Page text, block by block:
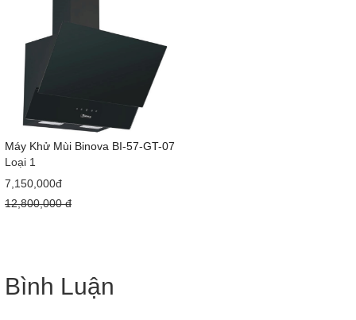
Máy Khử Mùi Binova BI-57-GT-07
Loại 1
7,150,000đ
12,800,000 đ
Bình Luận